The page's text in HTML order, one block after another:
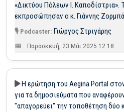
«Δικτύου Πόλεων Ι. Καποδίστρια».
εκπροσώπησαν ο κ. Γιάννης
Γιώργος Στριγάρης
Παρασκευή, 23 Μάι 2025 12:18
Η ερώτηση του Aegina Portal
για τα δημοσιεύματα που
"απαγορεύει" την τοποθέτηση